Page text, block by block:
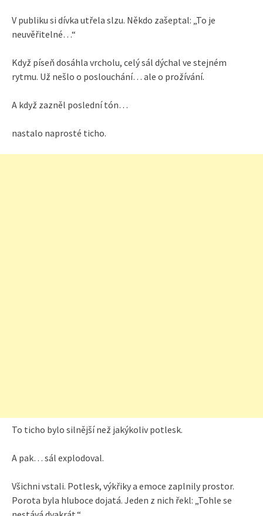
V publiku si dívka utřela slzu. Někdo zašeptal: „To je
neuvěřitelné…“
Když píseň dosáhla vrcholu, celý sál dýchal ve stejném
rytmu. Už nešlo o poslouchání… ale o prožívání.
A když zazněl poslední tón…
nastalo naprosté ticho.
To ticho bylo silnější než jakýkoliv potlesk.
A pak… sál explodoval.
Všichni vstali. Potlesk, výkřiky a emoce zaplnily prostor.
Porota byla hluboce dojatá. Jeden z nich řekl: „Tohle se